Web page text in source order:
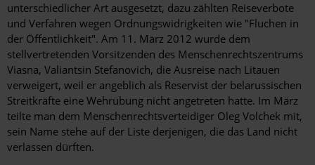
unterschiedlicher Art ausgesetzt, dazu zählten Reiseverbote
und Verfahren wegen Ordnungswidrigkeiten wie "Fluchen in
der Öffentlichkeit". Am 11. März 2012 wurde dem
stellvertretenden Vorsitzenden des Menschenrechtszentrums
Viasna, Valiantsin Stefanovich, die Ausreise nach Litauen
verweigert, weil er angeblich als Reservist der belarussischen
Streitkräfte eine Wehrübung nicht angetreten hatte. Im März
teilte man dem Menschenrechtsverteidiger Oleg Volchek mit,
sein Name stehe auf der Liste derjenigen, die das Land nicht
verlassen dürften.